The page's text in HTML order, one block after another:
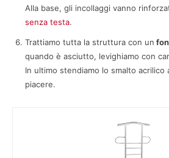
Alla base, gli incollaggi vanno
senza testa.
Trattiamo tutta la struttura con un
quando è asciutto, levighiamo con
In ultimo stendiamo lo smalto acrilico
piacere.